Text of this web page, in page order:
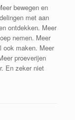
bewegen en
met aan
ontdekken. Meer
nemen. Meer
ook maken. Meer
proeverijen
En zeker niet